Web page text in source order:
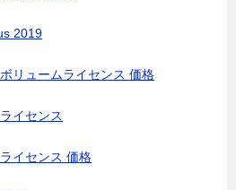
2019
リュームライセンス 価格
イセンス
イセンス 価格